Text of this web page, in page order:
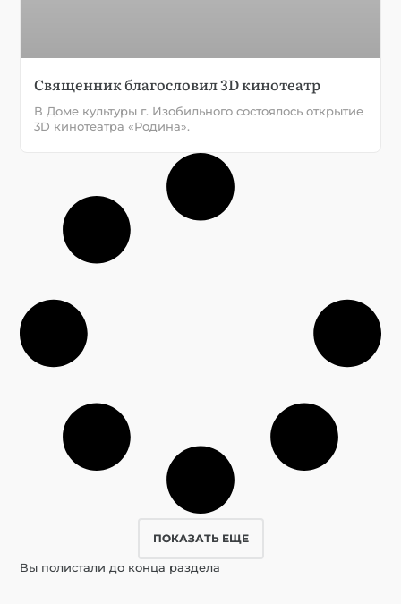
Священник благословил 3D кинотеатр
В Доме культуры г. Изобильного состоялось открытие
3D кинотеатра «Родина».
ПОКАЗАТЬ ЕЩЕ
Вы полистали до конца раздела